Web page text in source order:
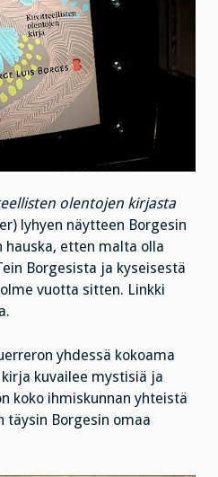
olentojen kirjasta
lyhyen näytteen Borgesin
hauska, etten malta olla
Borgesista ja kyseisestä
vuotta sitten. Linkki
yhdessä kokoama
kuvailee mystisiä ja
koko ihmiskunnan yhteistä
Borgesin omaa